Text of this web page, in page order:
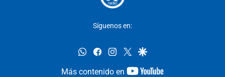
Síguenos en:
whatsappfacebookinstagram
twittergoogle
Más contenido en
youtube-